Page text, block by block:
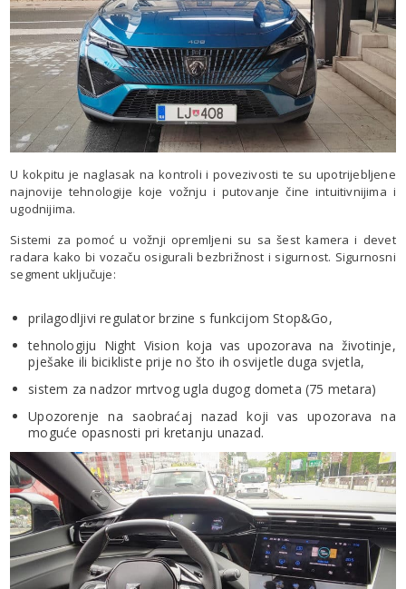
U kokpitu je naglasak na kontroli i povezivosti te su upotrijebljene
najnovije tehnologije koje vožnju i putovanje čine intuitivnijima i
ugodnijima.
Sistemi za pomoć u vožnji opremljeni su sa šest kamera i devet
radara kako bi vozaču osigurali bezbrižnost i sigurnost. Sigurnosni
segment uključuje:
prilagodljivi regulator brzine s funkcijom Stop&Go,
tehnologiju Night Vision koja vas upozorava na životinje,
pješake ili bicikliste prije no što ih osvijetle duga svjetla,
sistem za nadzor mrtvog ugla dugog dometa (75 metara)
Upozorenje na saobraćaj nazad koji vas upozorava na
moguće opasnosti pri kretanju unazad.